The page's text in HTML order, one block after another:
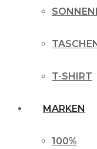
T-SHIRT
MARKEN
100%